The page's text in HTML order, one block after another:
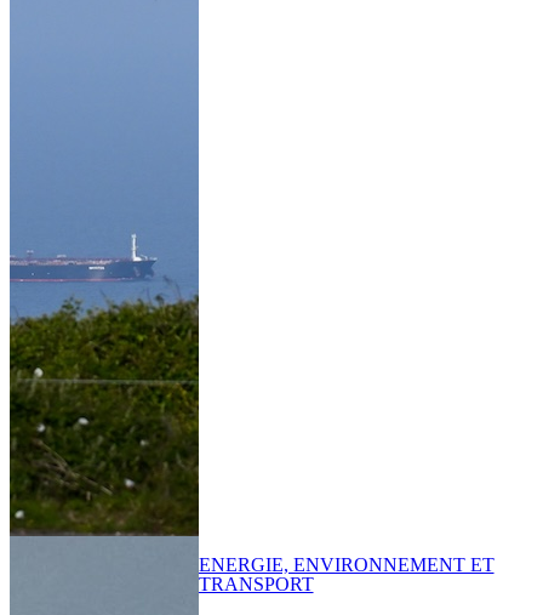
ENERGIE, ENVIRONNEMENT ET
TRANSPORT